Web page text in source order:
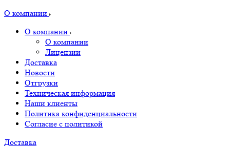
О компании
О компании
О компании
Лицензии
Доставка
Новости
Отгрузки
Техническая информация
Наши клиенты
Политика конфиденциальности
Согласие с политикой
Доставка